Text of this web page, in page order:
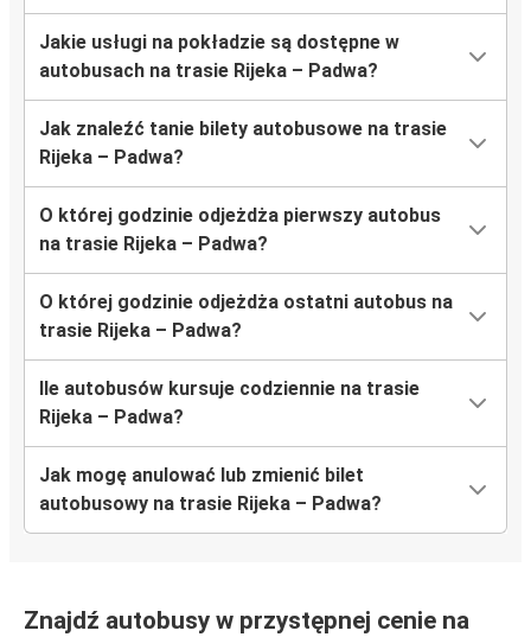
Jakie usługi na pokładzie są dostępne w
autobusach na trasie Rijeka – Padwa?
Jak znaleźć tanie bilety autobusowe na trasie
Rijeka – Padwa?
O której godzinie odjeżdża pierwszy autobus
na trasie Rijeka – Padwa?
O której godzinie odjeżdża ostatni autobus na
trasie Rijeka – Padwa?
Ile autobusów kursuje codziennie na trasie
Rijeka – Padwa?
Jak mogę anulować lub zmienić bilet
autobusowy na trasie Rijeka – Padwa?
Znajdź autobusy w przystępnej cenie na